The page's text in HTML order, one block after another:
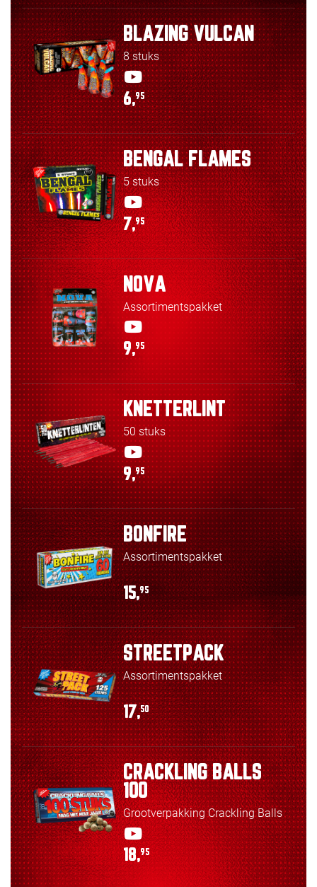
BLAZING VULCAN
8 stuks
6,95
BENGAL FLAMES
5 stuks
7,95
NOVA
Assortimentspakket
9,95
KNETTERLINT
50 stuks
9,95
BONFIRE
Assortimentspakket
15,95
STREETPACK
Assortimentspakket
17,50
CRACKLING BALLS
100
Grootverpakking Crackling Balls
18,95